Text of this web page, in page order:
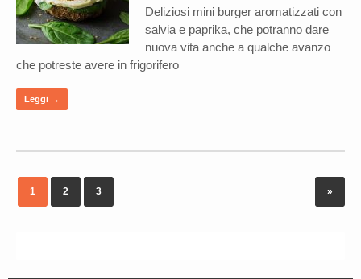
Deliziosi mini burger aromatizzati con
salvia e paprika, che potranno dare
nuova vita anche a qualche avanzo
che potreste avere in frigorifero
Leggi →
1 2 3 »